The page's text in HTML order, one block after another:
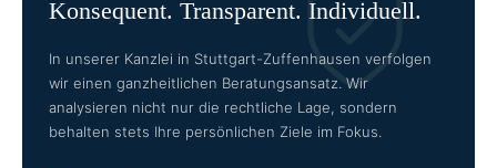
Konsequent. Transparent. Individuell.
In unserer Kanzlei in Stuttgart-Zuffenhausen verfolgen
wir einen ganzheitlichen Beratungsansatz. Wir
analysieren nicht nur die rechtliche Lage, sondern
behalten stets Ihre persönlichen Ziele im Fokus.